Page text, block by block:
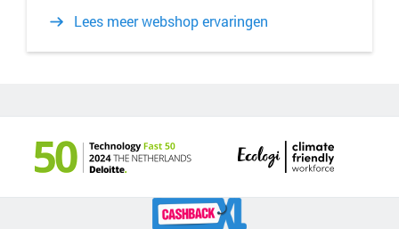
Lees meer webshop ervaringen